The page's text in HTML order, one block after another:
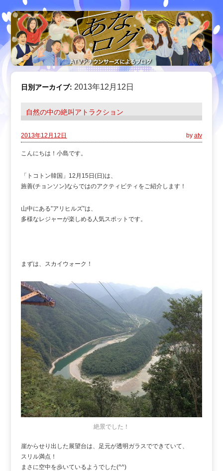
日別アーカイブ:2013年12月12日
自然の中の絶叫アトラクション
2013年12月12日 by atv
こんにちは！小島です。
「トコトン韓国」12月15日(日)は、
旌善(チョンソン)ならではのアクティビティをご紹介します！
山中にある”アリヒルズ”は、
多様なレジャーが楽しめる人気スポットです。
まずは、スカイウォーク！
絶景でした！
崖からせり出した展望台は、足元が透明ガラスでできていて、
スリル満点！
まさに空中を歩いているようでした(^^)